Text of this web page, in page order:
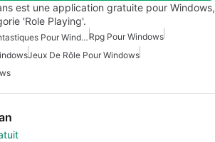
est une application gratuite pour Windows,
'Role Playing'.
Jeux De Rôle Fantastiques Pour Windows 7 Rpg Pour Windows
Jeux De Rôle Pour Windows